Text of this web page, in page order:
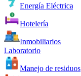
Energía Eléctrica
Hotelería
Inmobiliarios
Laboratorio
Manejo de residuos